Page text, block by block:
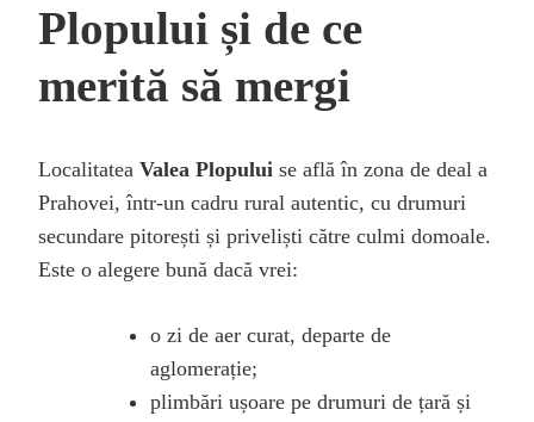
Plopului și de ce
merită să mergi
Localitatea Valea Plopului se află în zona de deal a
Prahovei, într-un cadru rural autentic, cu drumuri
secundare pitorești și priveliști către culmi domoale.
Este o alegere bună dacă vrei:
o zi de aer curat, departe de
aglomerație;
plimbări ușoare pe drumuri de țară și